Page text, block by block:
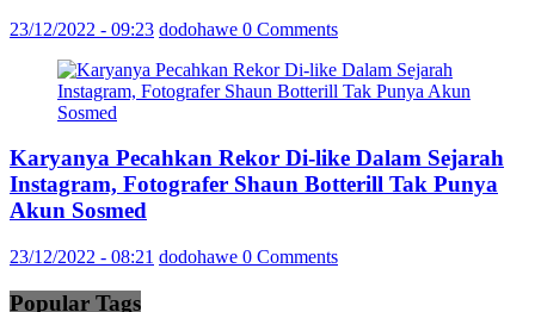
23/12/2022 - 09:23 dodohawe 0 Comments
Karyanya Pecahkan Rekor Di-like Dalam Sejarah
Instagram, Fotografer Shaun Botterill Tak Punya
Akun Sosmed
23/12/2022 - 08:21 dodohawe 0 Comments
Popular Tags